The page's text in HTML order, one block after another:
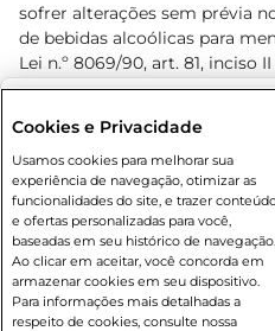
Rio de Janeiro (RJ) Goiás
Ou
Caso queira comprar online,
suas compras:
Entrega em casa
sofrer alterações sem prévia
de bebidas alcoólicas para
Lei n.º 8069/90, art. 81, inciso
Adolescente). Preços e
prévio. O valor mínimo para
80,00.
© 2026 Copyright.
reservados
Cookies e Privacidade
Usamos cookies para melhorar sua
experiência de navegação, otimizar as
funcionalidades do site, e trazer
e ofertas personalizadas para você,
baseadas em seu histórico de navegação.
Ao clicar em aceitar, você concorda em
armazenar cookies em seu dispositivo.
Para informações mais detalhadas a
respeito de cookies, consulte nossa